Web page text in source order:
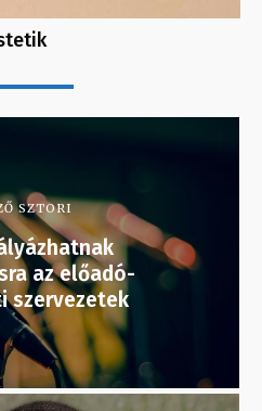
SZTORI
az előadó-
szervezetek